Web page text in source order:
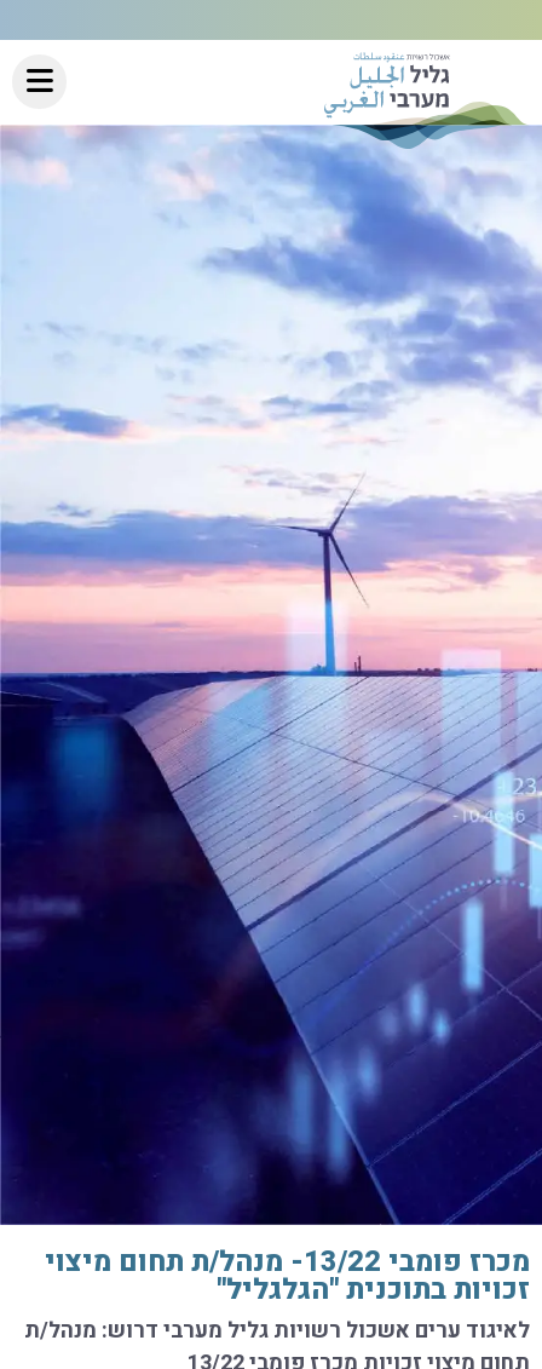
מכרז פומבי 13/22- מנהל/ת תחום מיצוי
זכויות בתוכנית "הגלגליל"
לאיגוד ערים אשכול רשויות גליל מערבי דרוש: מנהל/ת